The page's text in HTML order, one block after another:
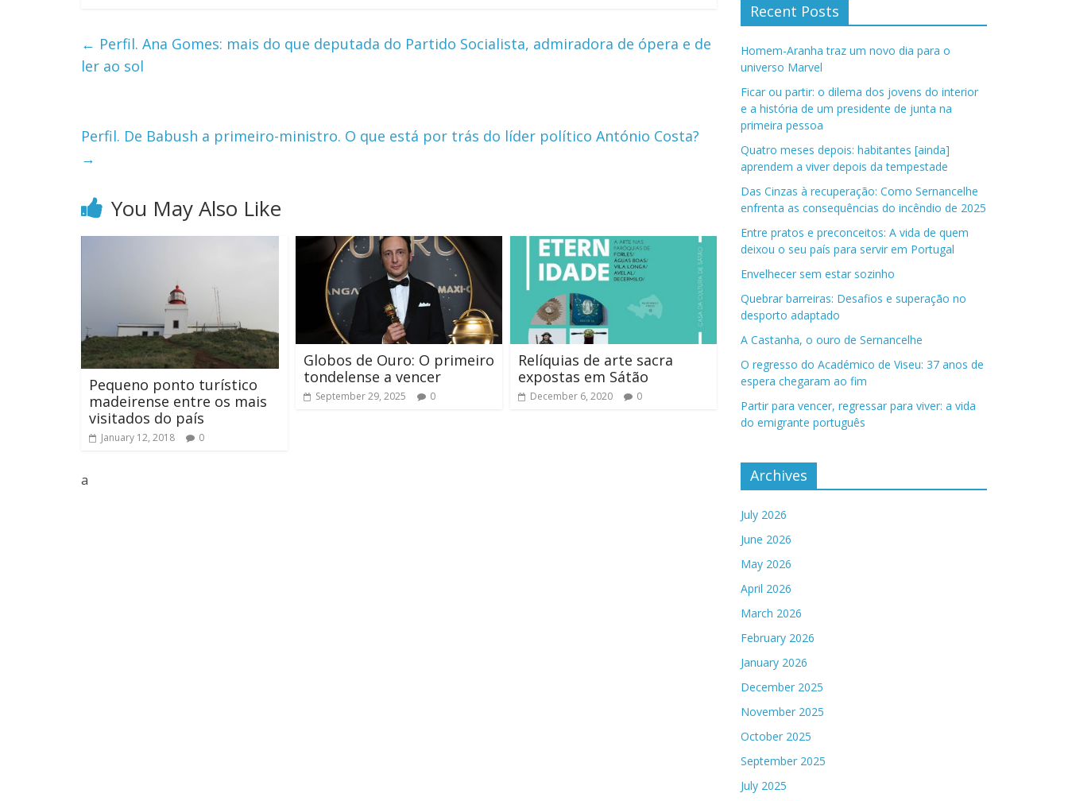
← Perfil. Ana Gomes: mais do que deputada do Partido Socialista, admiradora de ópera e de
ler ao sol
Perfil. De Babush a primeiro-ministro. O que está por trás do líder político António Costa?
→
You May Also Like
Pequeno ponto turístico
madeirense entre os mais
visitados do país
January 12, 2018 0
Globos de Ouro: O primeiro
tondelense a vencer
September 29, 2025 0
Relíquias de arte sacra
expostas em Sátão
December 6, 2020 0
a
Recent Posts
Homem-Aranha traz um novo dia para o
universo Marvel
Ficar ou partir: o dilema dos jovens do interior
e a história de um presidente de junta na
primeira pessoa
Quatro meses depois: habitantes [ainda]
aprendem a viver depois da tempestade
Das Cinzas à recuperação: Como Sernancelhe
enfrenta as consequências do incêndio de 2025
Entre pratos e preconceitos: A vida de quem
deixou o seu país para servir em Portugal
Envelhecer sem estar sozinho
Quebrar barreiras: Desafios e superação no
desporto adaptado
A Castanha, o ouro de Sernancelhe
O regresso do Académico de Viseu: 37 anos de
espera chegaram ao fim
Partir para vencer, regressar para viver: a vida
do emigrante português
Archives
July 2026
June 2026
May 2026
April 2026
March 2026
February 2026
January 2026
December 2025
November 2025
October 2025
September 2025
July 2025